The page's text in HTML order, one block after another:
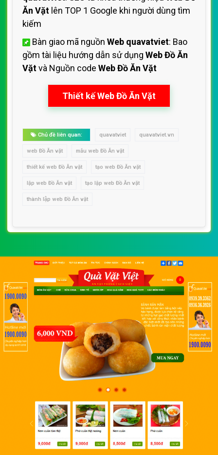
Ăn Vặt lên TOP 1 Google khi người dùng tìm
kiếm
Bàn giao mã nguồn Web quavatviet: Bao
gồm tài liệu hướng dẫn sử dụng Web Đồ Ăn
Vặtvà Nguồn code Web Đồ Ăn Vặt
Thiết kế Web Đồ Ăn Vặt
Chủ đề liên quan: quavatviet quavatviet.vn
web Đồ Ăn vặt mẫu web Đồ Ăn vặt
thiết kế web Đồ Ăn vặt tạo web Đồ Ăn vặt
lập web Đồ Ăn vặt tạo lập web Đồ Ăn vặt
thành lập web Đồ Ăn vặt